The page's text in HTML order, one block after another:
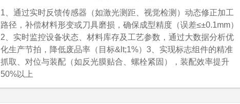
内。
1、通过实时反馈传感器（如激光测距、视觉检测）动态修正加工
路径，补偿材料形变或刀具磨损，确保成型精度（误差≤±0.1mm）
2、实时监控设备状态、材料库存及工艺参数，通过大数据分析优
化生产节拍，降低废品率（目标&lt;1%）3、实现标志组件的精准
抓取、对位与装配（如反光膜贴合、螺栓紧固），装配效率提升
50%以上